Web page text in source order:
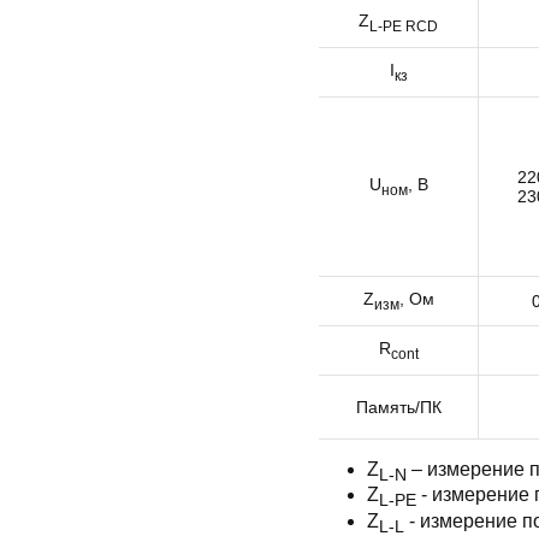
ZL-PE RCD
Iкз
Uном, В
Zизм, Ом
Rcont
Память/ПК
Z L-N – измерение
ZL-PE - измерение
Z L-L
- измерение